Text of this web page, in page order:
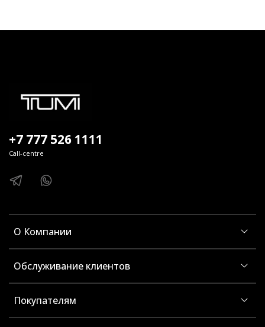
О Компании
Обслуживание клиентов
Покупателям
+7 777 526 1111
Call-centre